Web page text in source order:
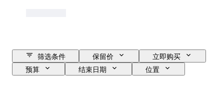
筛选条件 保留价
立即购买
预算
结束日期
位置